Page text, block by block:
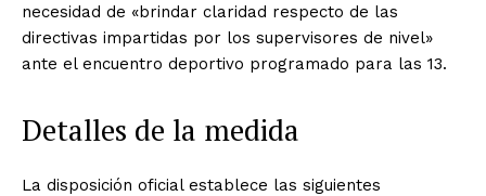
necesidad de «brindar claridad respecto de las
directivas impartidas por los supervisores de nivel»
ante el encuentro deportivo programado para las 13.
Detalles de la medida
La disposición oficial establece las siguientes